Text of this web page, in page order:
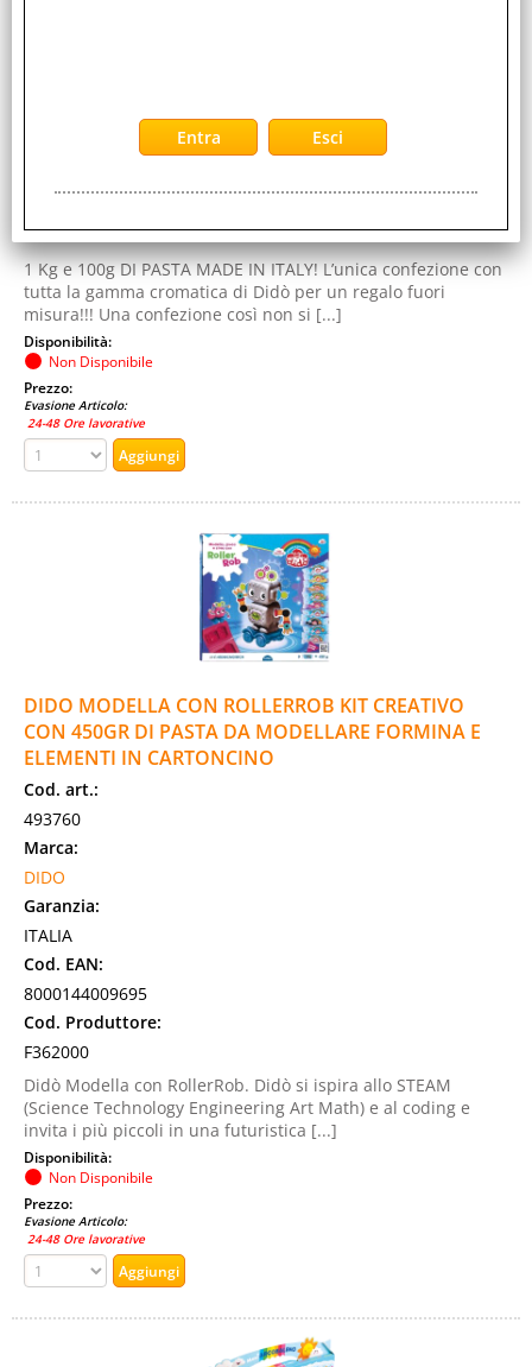
COLORI ASSORTITI
349800
1 Kg e 100g DI PASTA MADE IN ITALY! L’unica confezione con
tutta la gamma cromatica di Didò per un regalo fuori
misura!!! Una confezione così non si [...]
Disponibilità:
Non Disponibile
Prezzo:
Evasione Articolo:
24-48 Ore lavorative
DIDO MODELLA CON ROLLERROB KIT CREATIVO
CON 450GR DI PASTA DA MODELLARE FORMINA E
ELEMENTI IN CARTONCINO
Cod. art.:
493760
Marca:
DIDO
Garanzia:
ITALIA
Cod. EAN:
8000144009695
Cod. Produttore:
F362000
Didò Modella con RollerRob. Didò si ispira allo STEAM
(Science Technology Engineering Art Math) e al coding e
invita i più piccoli in una futuristica [...]
Disponibilità:
Non Disponibile
Prezzo:
Evasione Articolo:
24-48 Ore lavorative